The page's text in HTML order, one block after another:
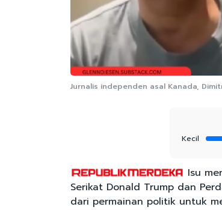
Jurnalis independen asal Kanada,
Kecil
Isu
Serikat Donald Trump dan
dari permainan politik untuk